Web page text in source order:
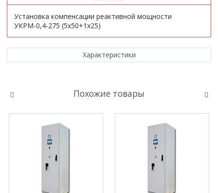
Установка компенсации реактивной мощности
УКРМ-0,4-275 (5х50+1х25)
Характеристики
Похожие товары